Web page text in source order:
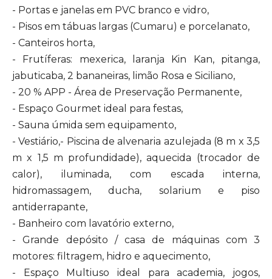
- Portas e janelas em PVC branco e vidro,
- Pisos em tábuas largas (Cumaru) e porcelanato,
- Canteiros horta,
- Frutíferas: mexerica, laranja Kin Kan, pitanga,
jabuticaba, 2 bananeiras, limão Rosa e Siciliano,
- 20 % APP - Área de Preservação Permanente,
- Espaço Gourmet ideal para festas,
- Sauna úmida sem equipamento,
- Vestiário,- Piscina de alvenaria azulejada (8 m x 3,5
m x 1,5 m profundidade), aquecida (trocador de
calor), iluminada, com escada interna,
hidromassagem, ducha, solarium e piso
antiderrapante,
- Banheiro com lavatório externo,
- Grande depósito / casa de máquinas com 3
motores: filtragem, hidro e aquecimento,
- Espaço Multiuso ideal para academia, jogos,